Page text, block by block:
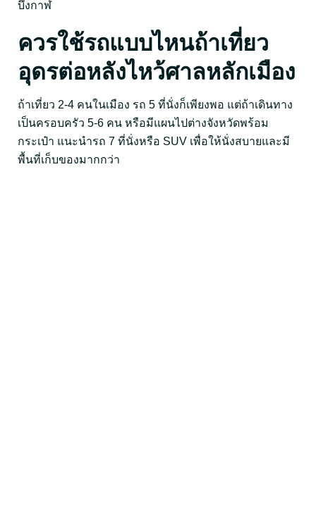
บึงกาฬ
ควรใช้รถแบบไหนถ้าเที่ยว
อุดรต่อหลังไหว้ศาลหลักเมือง
ถ้าเที่ยว 2-4 คนในเมือง รถ 5 ที่นั่งก็เพียงพอ แต่ถ้าเดินทาง
เป็นครอบครัว 5-6 คน หรือมีแผนไปต่างจังหวัดพร้อม
กระเป๋า แนะนำรถ 7 ที่นั่งหรือ SUV เพื่อให้นั่งสบายและมี
พื้นที่เก็บของมากกว่า